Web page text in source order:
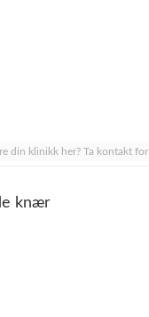
din klinikk her? Ta kontakt for
knær